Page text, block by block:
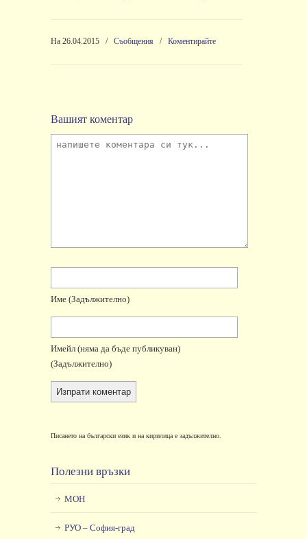
На 26.04.2015 / Съобщения / Коментирайте
Вашият коментар
Име (задължително)
Имейл (няма да бъде публикуван)
(задължително)
Писането на български език и на кирилица е задължително.
Полезни връзки
МОН
РУО – София-град